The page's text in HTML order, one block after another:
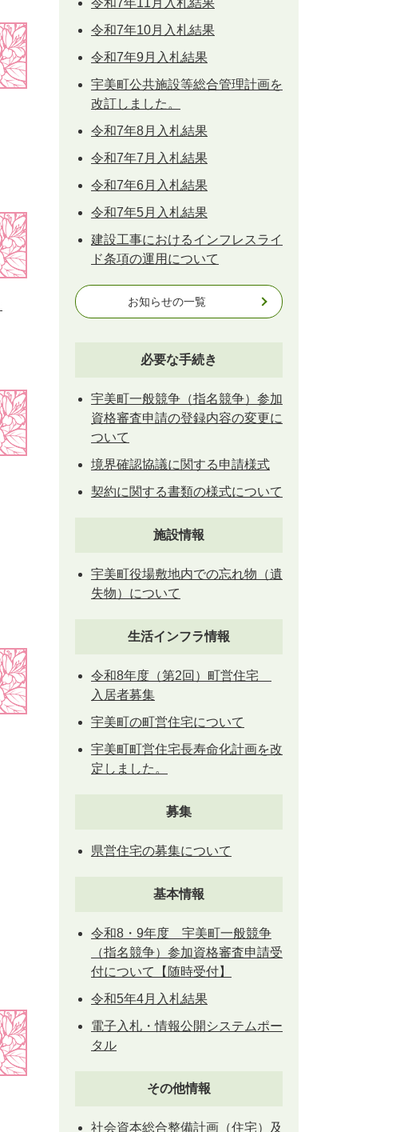
令和7年11月入札結果
令和7年10月入札結果
令和7年9月入札結果
宇美町公共施設等総合管理計画を
改訂しました。
令和7年8月入札結果
令和7年7月入札結果
令和7年6月入札結果
令和7年5月入札結果
建設工事におけるインフレスライ
ド条項の運用について
お知らせの一覧
必要な手続き
宇美町一般競争（指名競争）参加
資格審査申請の登録内容の変更に
ついて
境界確認協議に関する申請様式
契約に関する書類の様式について
施設情報
宇美町役場敷地内での忘れ物（遺
失物）について
生活インフラ情報
令和8年度（第2回）町営住宅
入居者募集
宇美町の町営住宅について
宇美町町営住宅長寿命化計画を改
定しました。
募集
県営住宅の募集について
基本情報
令和8・9年度 宇美町一般競争
（指名競争）参加資格審査申請受
付について【随時受付】
令和5年4月入札結果
電子入札・情報公開システムポー
タル
その他情報
社会資本総合整備計画（住宅）及